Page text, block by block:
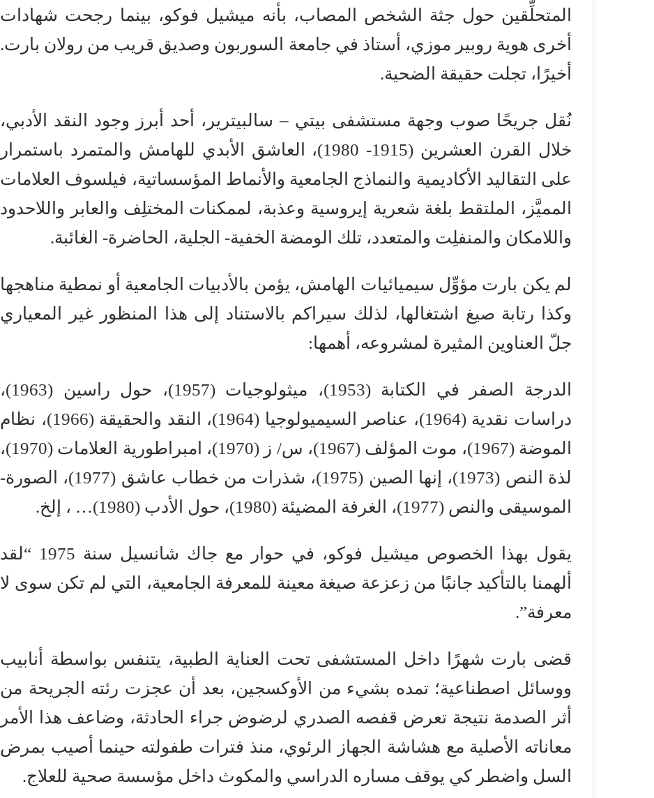
المتحلِّقين حول جثة الشخص المصاب، بأنه ميشيل فوكو، بينما رجحت شهادات
أخرى هوية روبير موزي، أستاذ في جامعة السوربون وصديق قريب من رولان بارت.
أخيرًا، تجلت حقيقة الضحية.
نُقل جريحًا صوب وجهة مستشفى بيتي – سالبيترير، أحد أبرز وجود النقد الأدبي،
خلال القرن العشرين (1915- 1980)، العاشق الأبدي للهامش والمتمرد باستمرار
على التقاليد الأكاديمية والنماذج الجامعية والأنماط المؤسساتية، فيلسوف العلامات
المميَّز، الملتقط بلغة شعرية إيروسية وعذبة، لممكنات المختلِف والعابر واللاحدود
واللامكان والمنفلِت والمتعدد، تلك الومضة الخفية- الجلية، الحاضرة- الغائبة.
لم يكن بارت مؤوِّل سيميائيات الهامش، يؤمن بالأدبيات الجامعية أو نمطية مناهجها
وكذا رتابة صيغ اشتغالها، لذلك سيراكم بالاستناد إلى هذا المنظور غير المعياري
جلّ العناوين المثيرة لمشروعه، أهمها:
الدرجة الصفر في الكتابة (1953)، ميثولوجيات (1957)، حول راسين (1963)،
دراسات نقدية (1964)، عناصر السيميولوجيا (1964)، النقد والحقيقة (1966)، نظام
الموضة (1967)، موت المؤلف (1967)، س/ ز (1970)، امبراطورية العلامات (1970)،
لذة النص (1973)، إنها الصين (1975)، شذرات من خطاب عاشق (1977)، الصورة-
الموسيقى والنص (1977)، الغرفة المضيئة (1980)، حول الأدب (1980)… ، إلخ.
يقول بهذا الخصوص ميشيل فوكو، في حوار مع جاك شانسيل سنة 1975 “لقد
ألهمنا بالتأكيد جانبًا من زعزعة صيغة معينة للمعرفة الجامعية، التي لم تكن سوى لا
معرفة”.
قضى بارت شهرًا داخل المستشفى تحت العناية الطبية، يتنفس بواسطة أنابيب
ووسائل اصطناعية؛ تمده بشيء من الأوكسجين، بعد أن عجزت رئته الجريحة من
أثر الصدمة نتيجة تعرض قفصه الصدري لرضوض جراء الحادثة، وضاعف هذا الأمر
معاناته الأصلية مع هشاشة الجهاز الرئوي، منذ فترات طفولته حينما أصيب بمرض
السل واضطر كي يوقف مساره الدراسي والمكوث داخل مؤسسة صحية للعلاج.